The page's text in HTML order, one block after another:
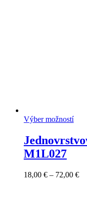
Výber možností
M1L027
18,00 € – 72,00 €